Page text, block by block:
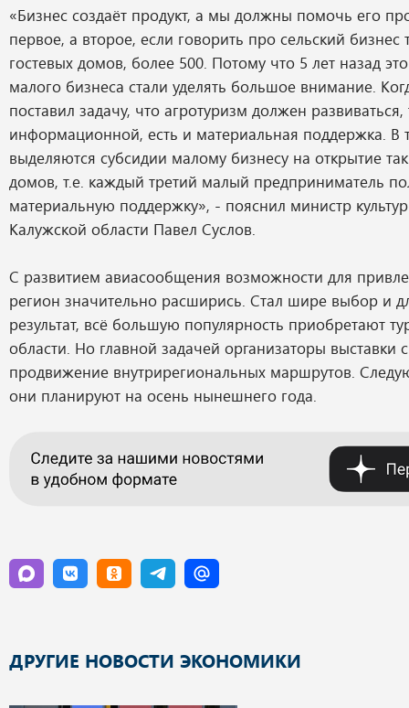
«Бизнес создаёт продукт, а мы должны помочь его
первое, а второе, если говорить про сельский бизнес
гостевых домов, более 500. Потому что 5 лет назад
малого бизнеса стали уделять большое внимание.
поставил задачу, что агротуризм должен
информационной, есть и материальная поддержка. В
выделяются субсидии малому бизнесу на открытие
домов, т.е. каждый третий малый предприниматель
материальную поддержку», - пояснил министр
Калужской области Павел Суслов.
С развитием авиасообщения возможности для
регион значительно расширись. Стал шире выбор и
результат, всё большую популярность приобретают
области. Но главной задачей организаторы выставки
продвижение внутрирегиональных маршрутов.
они планируют на осень нынешнего года.
ДРУГИЕ НОВОСТИ ЭКОНОМИКИ